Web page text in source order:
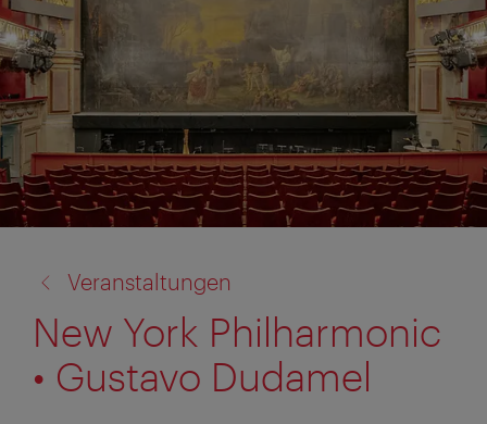
zu:
Veranstaltungen
New York Philharmonic
• Gustavo Dudamel